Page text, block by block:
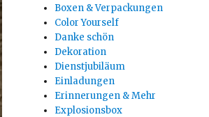
Boxen & Verpackungen
Color Yourself
Danke schön
Dekoration
Dienstjubiläum
Einladungen
Erinnerungen & Mehr
Explosionsbox